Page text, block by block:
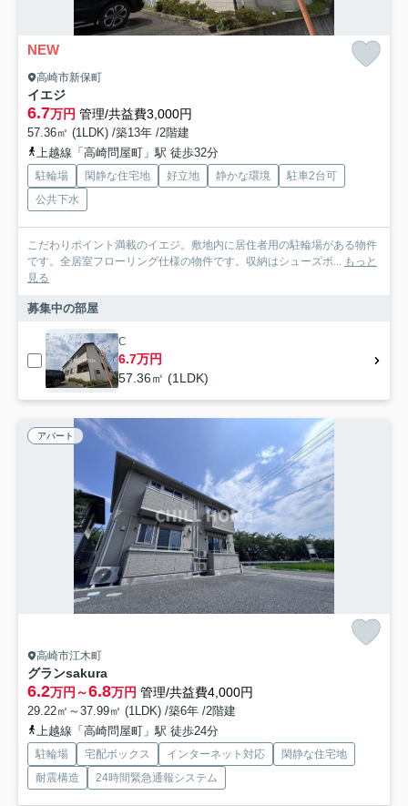
NEW
高崎市新保町
イエジ
6.7万円 管理/共益費3,000円
57.36㎡ (1LDK) /築13年 /2階建
上越線「高崎問屋町」駅 徒歩32分
駐輪場 閑静な住宅地 好立地 静かな環境
駐車2台可
公共下水
こだわりポイント満載のイエジ。敷地内に居住者用の駐輪場がある物件
です。全居室フローリング仕様の物件です。収納はシューズボ... もっと
見る
募集中の部屋
C
6.7万円
57.36㎡ (1LDK)
アパート
高崎市江木町
グランsakura
6.2万円～6.8万円 管理/共益費4,000円
29.22㎡～37.99㎡ (1LDK) /築6年 /2階建
上越線「高崎問屋町」駅 徒歩24分
駐輪場 宅配ボックス インターネット対応
閑静な住宅地
耐震構造
24時間緊急通報システム